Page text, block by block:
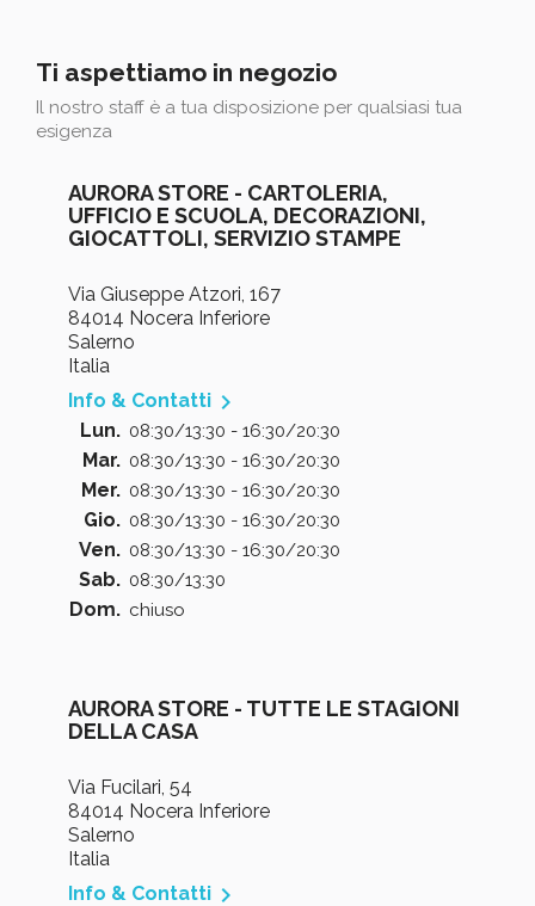
Ti aspettiamo in negozio
Il nostro staff è a tua disposizione per qualsiasi tua
esigenza
AURORA STORE - CARTOLERIA,
UFFICIO E SCUOLA, DECORAZIONI,
GIOCATTOLI, SERVIZIO STAMPE
Via Giuseppe Atzori, 167
84014 Nocera Inferiore
Salerno
Italia
Info & Contatti 
Lun. 08:30/13:30 - 16:30/20:30
Mar. 08:30/13:30 - 16:30/20:30
Mer. 08:30/13:30 - 16:30/20:30
Gio. 08:30/13:30 - 16:30/20:30
Ven. 08:30/13:30 - 16:30/20:30
Sab. 08:30/13:30
Dom. chiuso
AURORA STORE - TUTTE LE STAGIONI
DELLA CASA
Via Fucilari, 54
84014 Nocera Inferiore
Salerno
Italia
Info & Contatti 